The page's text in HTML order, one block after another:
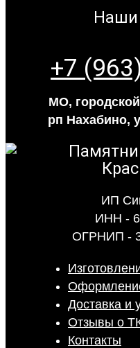
Наши
+7
МО,
рп Нахабино,
ИП
ИНН -
ОГРНИП -
Доставка и
Отзывы о
Контакты